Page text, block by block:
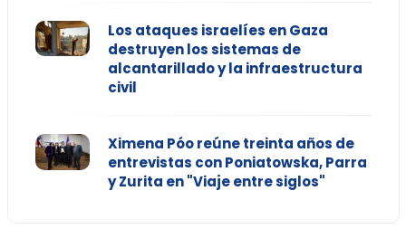
Los ataques israelíes en Gaza
destruyen los sistemas de
alcantarillado y la infraestructura
civil
Ximena Póo reúne treinta años de
entrevistas con Poniatowska, Parra
y Zurita en "Viaje entre siglos"